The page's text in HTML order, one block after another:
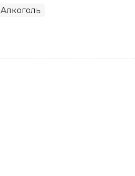
Алкоголь